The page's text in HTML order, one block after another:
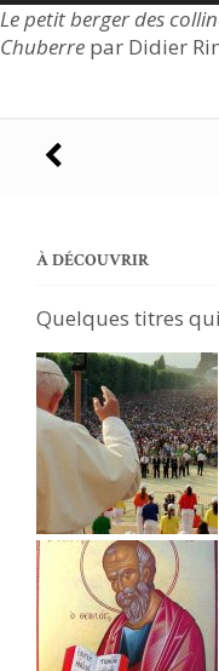
Le petit berger des
Chuberre par Didier
Navigation
articles
À DÉCOUVRIR
Quelques titres